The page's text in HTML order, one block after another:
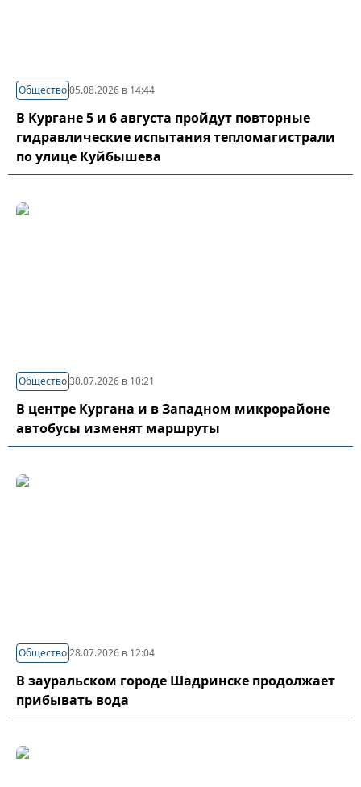
Общество05.08.2026 в 14:44
В Кургане 5 и 6 августа пройдут повторные
гидравлические испытания тепломагистрали
по улице Куйбышева
Общество30.07.2026 в 10:21
В центре Кургана и в Западном микрорайоне
автобусы изменят маршруты
Общество28.07.2026 в 12:04
В зауральском городе Шадринске продолжает
прибывать вода